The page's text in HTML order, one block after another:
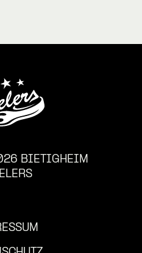
BIETIGHEIM